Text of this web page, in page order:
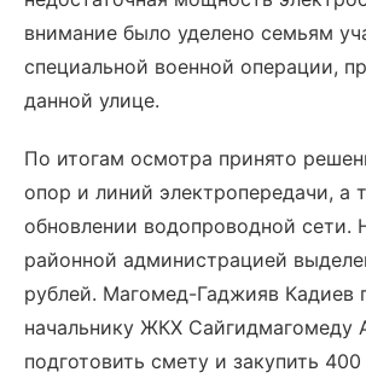
внимание было уделено семьям
специальной военной операции,
данной улице.
По итогам осмотра принято
опор и линий электропередачи, а
обновлении водопроводной сети.
районной администрацией
рублей. Магомед-Гаджияв Кадиев
начальнику ЖКХ Сайгидмагомеду
подготовить смету и закупить